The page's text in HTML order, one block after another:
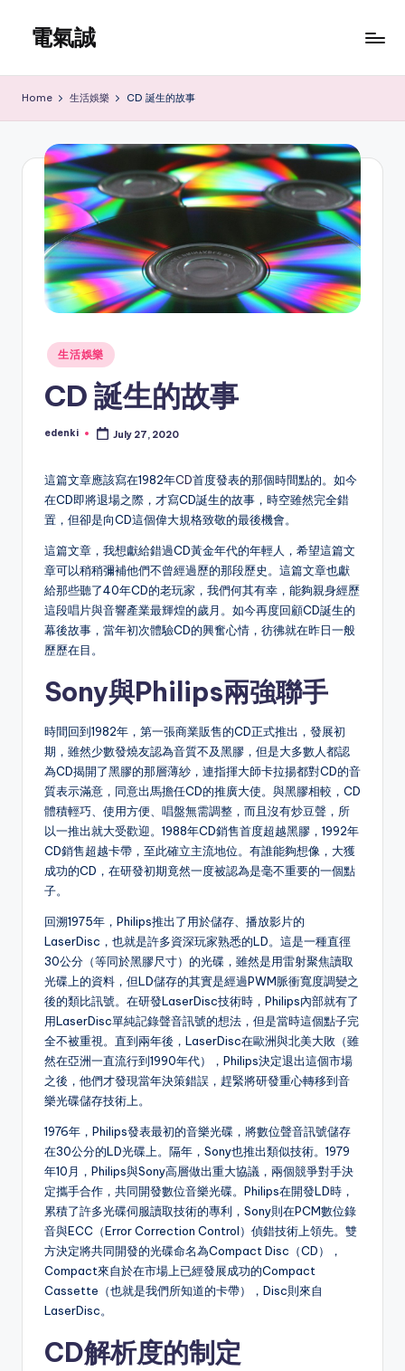
content
電氣誠
Home 生活娛樂 CD 誕生的故事
Posted
in
生活娛樂
CD 誕生的故事
Posted
edenki July 27, 2020
這篇文章應該寫在1982年CD首度發表的那個時間點的。如今
在CD即將退場之際，才寫CD誕生的故事，時空雖然完全錯
置，但卻是向CD這個偉大規格致敬的最後機會。
這篇文章，我想獻給錯過CD黃金年代的年輕人，希望這篇文
章可以稍稍彌補他們不曾經過歷的那段歷史。這篇文章也獻
給那些聽了40年CD的老玩家，我們何其有幸，能夠親身經歷
這段唱片與音響產業最輝煌的歲月。如今再度回顧CD誕生的
幕後故事，當年初次體驗CD的興奮心情，彷彿就在昨日一般
歷歷在目。
Sony與Philips兩強聯手
時間回到1982年，第一張商業販售的CD正式推出，發展初
期，雖然少數發燒友認為音質不及黑膠，但是大多數人都認
為CD揭開了黑膠的那層薄紗，連指揮大師卡拉揚都對CD的音
質表示滿意，同意出馬擔任CD的推廣大使。與黑膠相較，CD
體積輕巧、使用方便、唱盤無需調整，而且沒有炒豆聲，所
以一推出就大受歡迎。1988年CD銷售首度超越黑膠，1992年
CD銷售超越卡帶，至此確立主流地位。有誰能夠想像，大獲
成功的CD，在研發初期竟然一度被認為是毫不重要的一個點
子。
回溯1975年，Philips推出了用於儲存、播放影片的
LaserDisc，也就是許多資深玩家熟悉的LD。這是一種直徑
30公分（等同於黑膠尺寸）的光碟，雖然是用雷射聚焦讀取
光碟上的資料，但LD儲存的其實是經過PWM脈衝寬度調變之
後的類比訊號。在研發LaserDisc技術時，Philips內部就有了
用LaserDisc單純記錄聲音訊號的想法，但是當時這個點子完
全不被重視。直到兩年後，LaserDisc在歐洲與北美大敗（雖
然在亞洲一直流行到1990年代），Philips決定退出這個市場
之後，他們才發現當年決策錯誤，趕緊將研發重心轉移到音
樂光碟儲存技術上。
1976年，Philips發表最初的音樂光碟，將數位聲音訊號儲存
在30公分的LD光碟上。隔年，Sony也推出類似技術。1979
年10月，Philips與Sony高層做出重大協議，兩個競爭對手決
定攜手合作，共同開發數位音樂光碟。Philips在開發LD時，
累積了許多光碟伺服讀取技術的專利，Sony則在PCM數位錄
音與ECC（Error Correction Control）偵錯技術上領先。雙
方決定將共同開發的光碟命名為Compact Disc（CD），
Compact來自於在市場上已經發展成功的Compact
Cassette（也就是我們所知道的卡帶），Disc則來自
LaserDisc。
CD解析度的制定